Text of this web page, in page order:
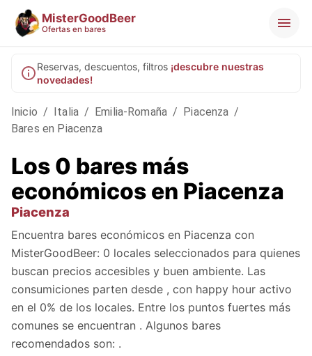
MisterGoodBeer
Ofertas en bares
Reservas, descuentos, filtros ¡descubre nuestras
novedades!
Inicio / Italia / Emilia-Romaña / Piacenza /
Bares en Piacenza
Los 0 bares más
económicos en Piacenza
Piacenza
Encuentra bares económicos en Piacenza con
MisterGoodBeer: 0 locales seleccionados para quienes
buscan precios accesibles y buen ambiente. Las
consumiciones parten desde , con happy hour activo
en el 0% de los locales. Entre los puntos fuertes más
comunes se encuentran . Algunos bares
recomendados son: .